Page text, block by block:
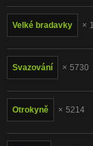
Velké bradavky
Svazování 5730
Otrokyně 5214